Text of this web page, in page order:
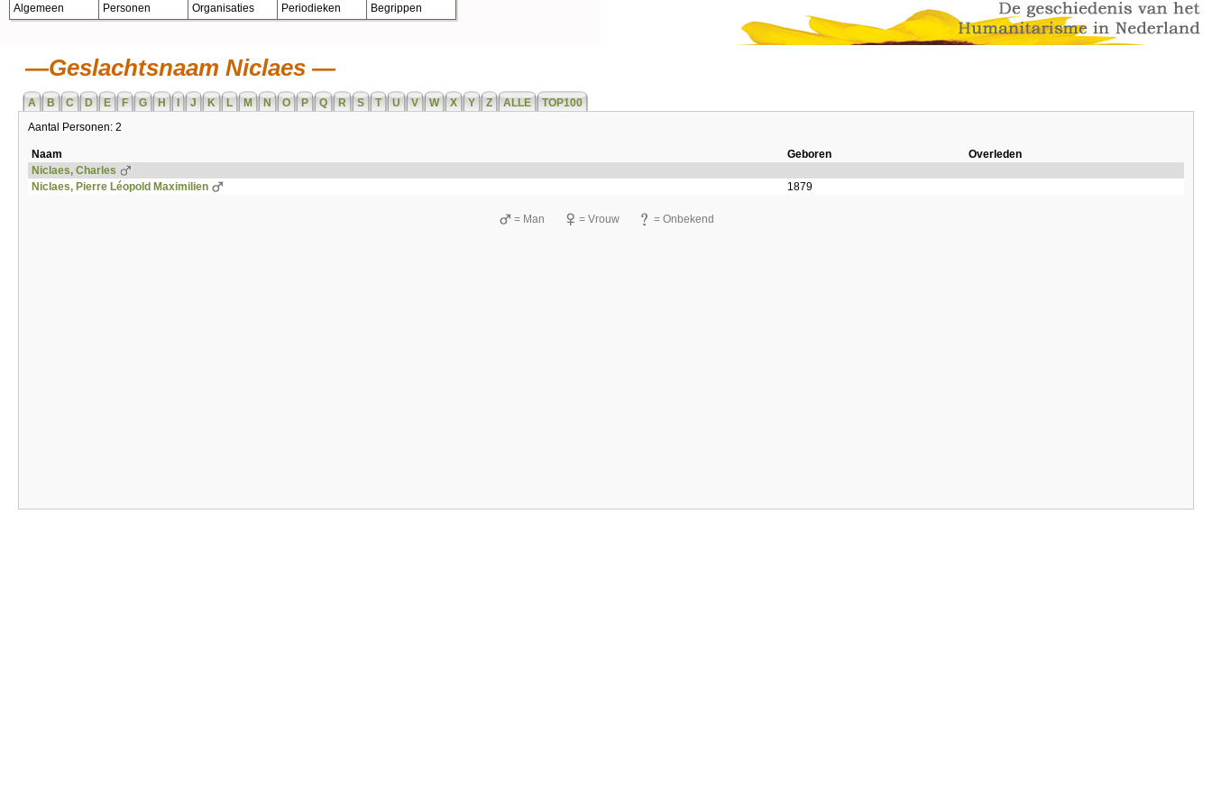
Algemeen Personen Organisaties Periodieken Begrippen
Geslachtsnaam Niclaes
A B C D E F G H J K L M N O P Q R S T U V W X Y Z ALLE
TOP100
Aantal Personen: 2
Naam Geboren
Overleden
Niclaes, Charles
Niclaes, Pierre Léopold Maximilien
1879
= Man = Vrouw = Onbekend